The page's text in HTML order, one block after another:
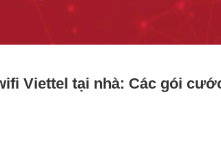
Viettel tại nhà: Các gói